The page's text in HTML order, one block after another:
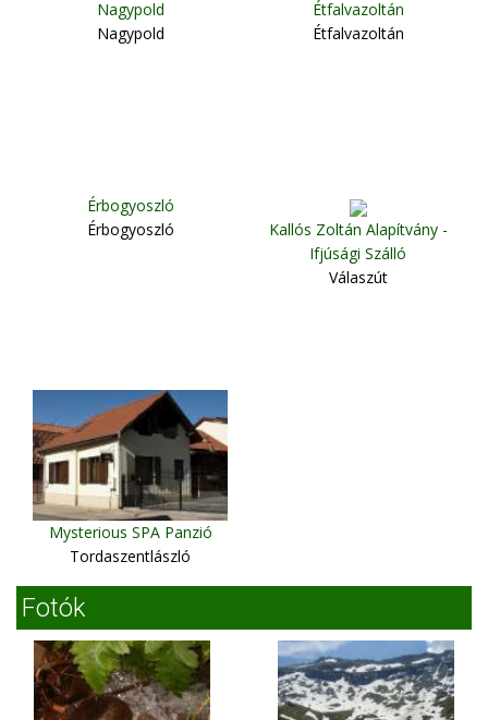
Nagypold
Nagypold
Étfalvazoltán
Étfalvazoltán
Érbogyoszló
Érbogyoszló
Kallós Zoltán Alapítvány -
Ifjúsági Szálló
Válaszút
Mysterious SPA Panzió
Tordaszentlászló
Fotók